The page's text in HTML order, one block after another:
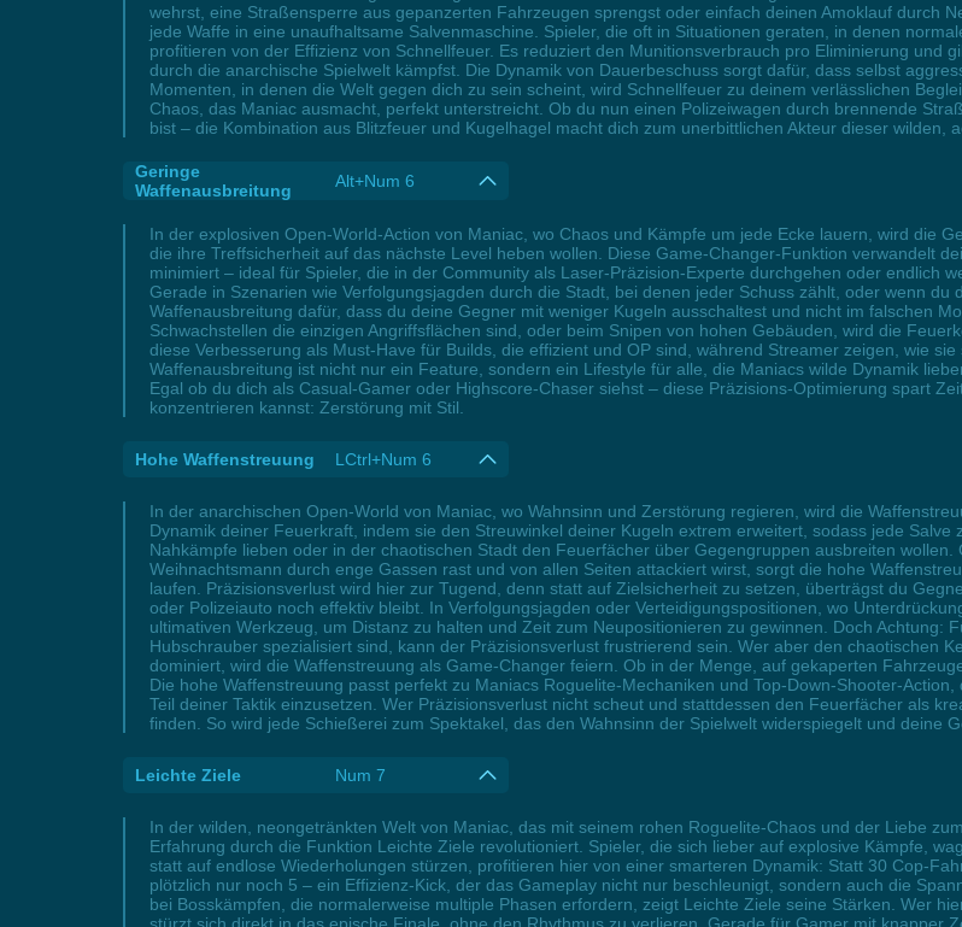
wehrst, eine Straßensperre aus gepanzerten Fahrzeugen sprengst oder einfach deinen Amoklauf durch
jede Waffe in eine unaufhaltsame Salvenmaschine. Spieler, die oft in Situationen geraten, in denen
profitieren von der Effizienz von Schnellfeuer. Es reduziert den Munitionsverbrauch pro Eliminierung und
durch die anarchische Spielwelt kämpfst. Die Dynamik von Dauerbeschuss sorgt dafür, dass selbst
Momenten, in denen die Welt gegen dich zu sein scheint, wird Schnellfeuer zu deinem verlässlichen
Chaos, das Maniac ausmacht, perfekt unterstreicht. Ob du nun einen Polizeiwagen durch brennende
bist – die Kombination aus Blitzfeuer und Kugelhagel macht dich zum unerbittlichen Akteur dieser wilden,
Geringe
Waffenausbreitung
Alt+Num 6
In der explosiven Open-World-Action von Maniac, wo Chaos und Kämpfe um jede Ecke lauern, wird die
die ihre Treffsicherheit auf das nächste Level heben wollen. Diese Game-Changer-Funktion verwandelt
minimiert – ideal für Spieler, die in der Community als Laser-Präzision-Experte durchgehen oder endlich
Gerade in Szenarien wie Verfolgungsjagden durch die Stadt, bei denen jeder Schuss zählt, oder wenn
Waffenausbreitung dafür, dass du deine Gegner mit weniger Kugeln ausschaltest und nicht im falschen
Schwachstellen die einzigen Angriffsflächen sind, oder beim Snipen von hohen Gebäuden, wird die
diese Verbesserung als Must-Have für Builds, die effizient und OP sind, während Streamer zeigen, wie
Waffenausbreitung ist nicht nur ein Feature, sondern ein Lifestyle für alle, die Maniacs wilde Dynamik
Egal ob du dich als Casual-Gamer oder Highscore-Chaser siehst – diese Präzisions-Optimierung spart
konzentrieren kannst: Zerstörung mit Stil.
Hohe Waffenstreuung LCtrl+Num 6
In der anarchischen Open-World von Maniac, wo Wahnsinn und Zerstörung regieren, wird die
Dynamik deiner Feuerkraft, indem sie den Streuwinkel deiner Kugeln extrem erweitert, sodass jede
Nahkämpfe lieben oder in der chaotischen Stadt den Feuerfächer über Gegengruppen ausbreiten
Weihnachtsmann durch enge Gassen rast und von allen Seiten attackiert wirst, sorgt die hohe
laufen. Präzisionsverlust wird hier zur Tugend, denn statt auf Zielsicherheit zu setzen, überträgst du
oder Polizeiauto noch effektiv bleibt. In Verfolgungsjagden oder Verteidigungspositionen, wo
ultimativen Werkzeug, um Distanz zu halten und Zeit zum Neupositionieren zu gewinnen. Doch
Hubschrauber spezialisiert sind, kann der Präzisionsverlust frustrierend sein. Wer aber den chaotischen
dominiert, wird die Waffenstreuung als Game-Changer feiern. Ob in der Menge, auf gekaperten
Die hohe Waffenstreuung passt perfekt zu Maniacs Roguelite-Mechaniken und Top-Down-Shooter-
Teil deiner Taktik einzusetzen. Wer Präzisionsverlust nicht scheut und stattdessen den Feuerfächer als
finden. So wird jede Schießerei zum Spektakel, das den Wahnsinn der Spielwelt widerspiegelt und deine
Leichte Ziele Num 7
In der wilden, neongetränkten Welt von Maniac, das mit seinem rohen Roguelite-Chaos und der Liebe
Erfahrung durch die Funktion Leichte Ziele revolutioniert. Spieler, die sich lieber auf explosive Kämpfe,
statt auf endlose Wiederholungen stürzen, profitieren hier von einer smarteren Dynamik: Statt 30 Cop-
plötzlich nur noch 5 – ein Effizienz-Kick, der das Gameplay nicht nur beschleunigt, sondern auch die
bei Bosskämpfen, die normalerweise multiple Phasen erfordern, zeigt Leichte Ziele seine Stärken. Wer